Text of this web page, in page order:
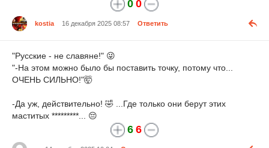
0 0
kostia 16 декабря 2025 08:57 Ответить
"Русские - не славяне!" 😜
"-На этом можно было бы поставить точку, потому что...
ОЧЕНЬ СИЛЬНО!"🤯
-Да уж, действительно! 🤣 ...Где только они берут этих
маститых *********... 😔
6 6